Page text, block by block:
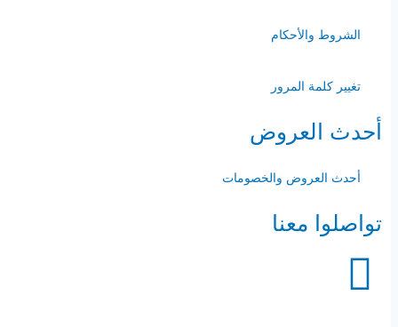
الشروط والأحكام
تغيير كلمة المرور
أحدث العروض
أحدث العروض والخصومات
تواصلوا معنا